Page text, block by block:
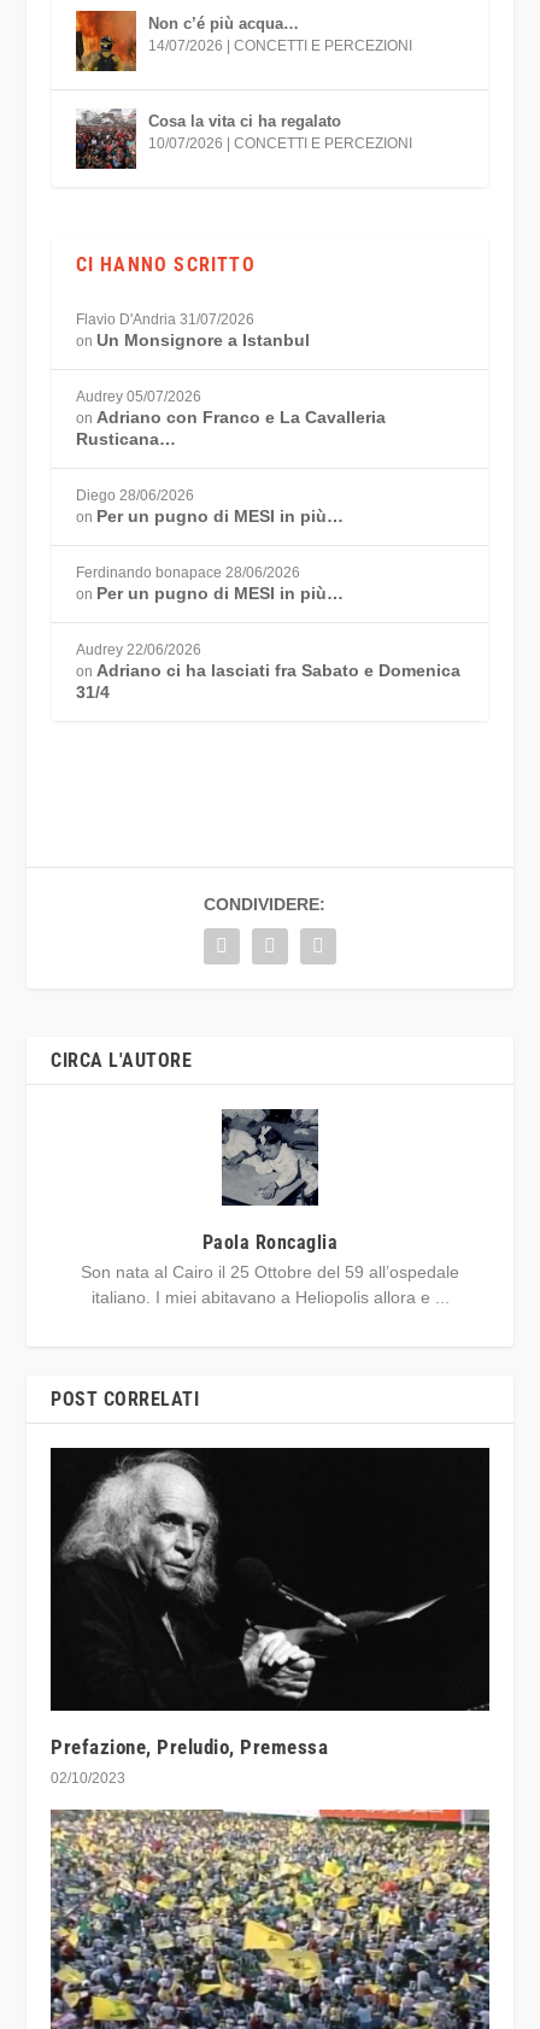
Non c’é più acqua…
14/07/2026 CONCETTI E PERCEZIONI
Cosa la vita ci ha regalato
10/07/2026 CONCETTI E PERCEZIONI
CI HANNO SCRITTO
Flavio D'Andria 31/07/2026
on Un Monsignore a Istanbul
Audrey 05/07/2026
on Adriano con Franco e La Cavalleria
Rusticana…
Diego 28/06/2026
on Per un pugno di MESI in più…
Ferdinando bonapace 28/06/2026
on Per un pugno di MESI in più…
Audrey 22/06/2026
on Adriano ci ha lasciati fra Sabato e Domenica
31/4
CONDIVIDERE:
CIRCA L'AUTORE
Paola Roncaglia
Son nata al Cairo il 25 Ottobre del 59 all’ospedale
italiano. I miei abitavano a Heliopolis allora e ...
POST CORRELATI
Prefazione, Preludio, Premessa
02/10/2023